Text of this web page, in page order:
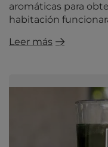
aromáticas para
habitación
Leer más